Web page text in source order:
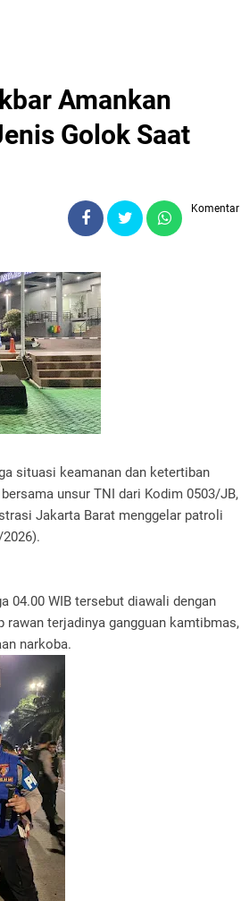
Amankan
Golok Saat
Komentar
situasi keamanan dan ketertiban
unsur TNI dari Kodim 0503/JB,
Jakarta Barat menggelar patroli
04.00 WIB tersebut diawali dengan
terjadinya gangguan kamtibmas,
narkoba.